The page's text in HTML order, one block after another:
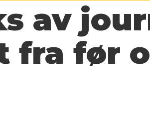
av
fra før